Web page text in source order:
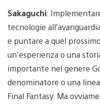
Sakaguchi:
tecnologie
e puntare a quel
un’esperienza o una
importante nel genere
denominatore o una
Final Fantasy. Ma